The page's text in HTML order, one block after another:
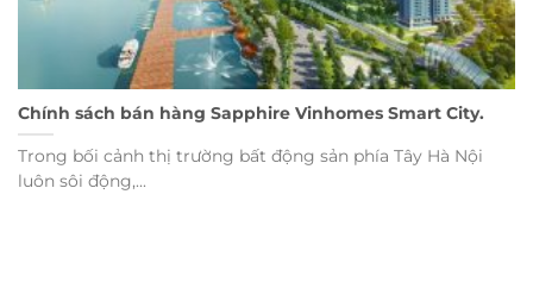
Chính sách bán hàng Sapphire Vinhomes Smart City.
Trong bối cảnh thị trường bất động sản phía Tây Hà Nội
luôn sôi động,...